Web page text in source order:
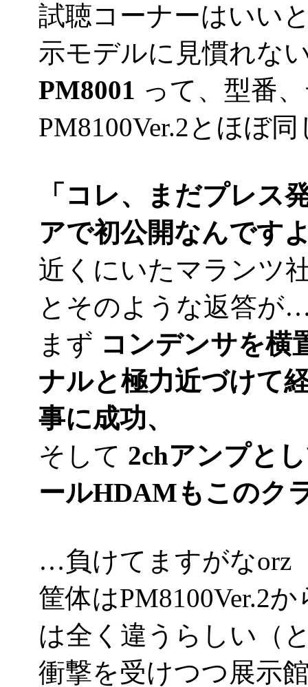
試聴コーナーはいい
示モデルに見慣れな
PM8001 って、型番
PM8100Ver.2とほぼ
「コレ、まだプレス
アで初公開なんです
近くにいたマランツ
とそのような返答が
まず コンデンサを横
ナルと極力近づけて
事に成功、
そして 2chアンプと
ールHDAMもこのク
…負けてますがなorz
筐体はPM8100Ver.2
は全く違うらしい（
衝撃を受けつつ展示